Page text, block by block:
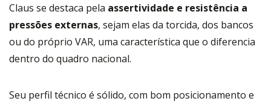
Claus se destaca pela assertividade e resistência a
pressões externas, sejam elas da torcida, dos bancos
ou do próprio VAR, uma característica que o diferencia
dentro do quadro nacional.
Seu perfil técnico é sólido, com bom posicionamento e